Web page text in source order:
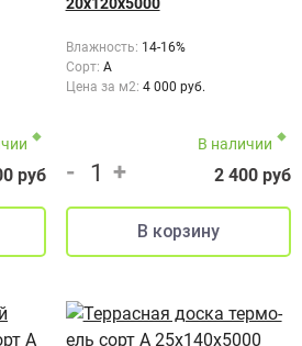
руб
Влажность: 14-16%
Сорт: A
Цена за м2: 4 000 руб.
В наличии
- + 2 400 руб